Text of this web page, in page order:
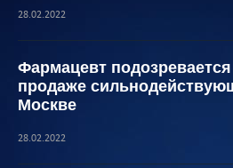
28.02.2022
Фармацевт
продаже
Москве
28.02.2022